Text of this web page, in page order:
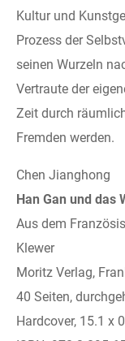
Kultur und
Prozess der
seinen Wurzeln
Vertraute der
Zeit durch
Fremden werden.
Chen Jianghong
Han Gan und das
Aus dem
Klewer
Moritz Verlag,
40 Seiten,
Hardcover, 15.1 x